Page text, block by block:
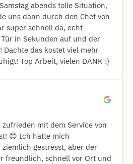
abends tolle Situation,
uns dann durch den Chef von
super schnell da, echt
in Sekunden auf und der
Dachte das kostet viel mehr
Top Arbeit, vielen DANK :)
mit dem Service von
😊 Ich hatte mich
gestresst, aber der
freundlich, schnell vor Ort und